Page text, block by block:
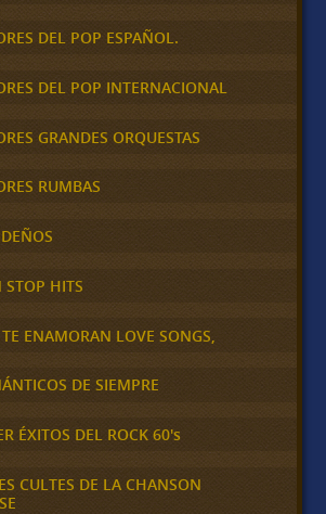
DEL POP ESPAÑOL.
DEL POP INTERNACIONAL
GRANDES ORQUESTAS
RUMBAS
HITS
ENAMORAN LOVE SONGS,
DE SIEMPRE
ÉXITOS DEL ROCK 60's
CULTES DE LA CHANSON